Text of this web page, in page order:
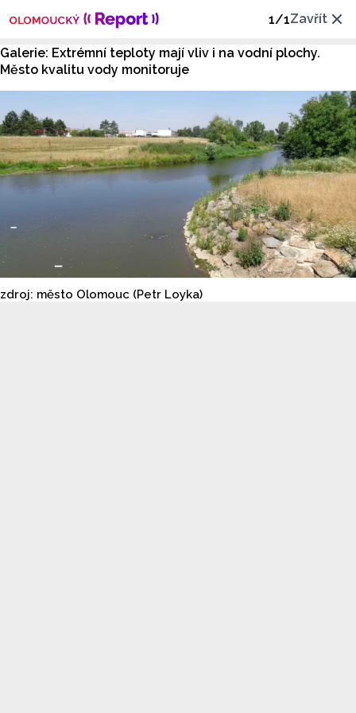
1/1Zavřít
Galerie: Extrémní teploty mají vliv i na vodní plochy.
Město kvalitu vody monitoruje
zdroj: město Olomouc (Petr Loyka)